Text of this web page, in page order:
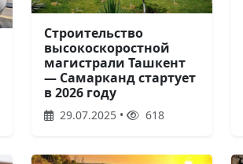
Строительство
высокоскоростной
магистрали Ташкент
— Самарканд стартует
в 2026 году
29.07.2025 • 618